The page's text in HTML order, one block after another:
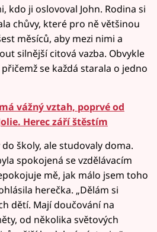
kdo ji oslovoval John. Rodina si
chůvy, které pro ně většinou
měsíců, aby mezi nimi a
silnější citová vazba. Obvykle
se každá starala o jedno
vážný vztah, poprvé od
Herec září štěstím
školy, ale studovaly doma.
spokojená se vzdělávacím
mě, jak málo jsem toho
herečka. „Dělám si
dětí. Mají doučování na
od několika světových